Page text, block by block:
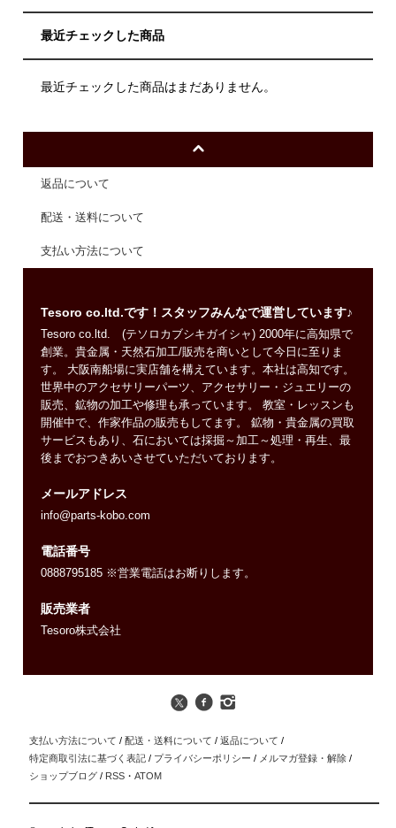
最近チェックした商品
最近チェックした商品はまだありません。
返品について
配送・送料について
支払い方法について
Tesoro co.ltd.です！スタッフみんなで運営しています♪
Tesoro co.ltd. (テソロカブシキガイシャ) 2000年に高知県で
創業。貴金属・天然石加工/販売を商いとして今日に至りま
す。 大阪南船場に実店舗を構えています。本社は高知です。
世界中のアクセサリーパーツ、アクセサリー・ジュエリーの
販売、鉱物の加工や修理も承っています。 教室・レッスンも
開催中で、作家作品の販売もしてます。 鉱物・貴金属の買取
サービスもあり、石においては採掘～加工～処理・再生、最
後までおつきあいさせていただいております。
メールアドレス
info@parts-kobo.com
電話番号
0888795185 ※営業電話はお断りします。
販売業者
Tesoro株式会社
支払い方法について / 配送・送料について / 返品について /
特定商取引法に基づく表記 / プライバシーポリシー / メルマガ登録・解除 /
ショップブログ / RSS ・ATOM